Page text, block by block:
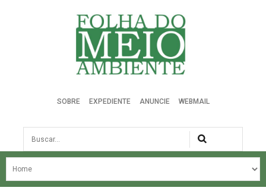
Folha do Meio Ambiente
SOBRE EXPEDIENTE ANUNCIE WEBMAIL
Busca
NOSSA HISTÓRIA